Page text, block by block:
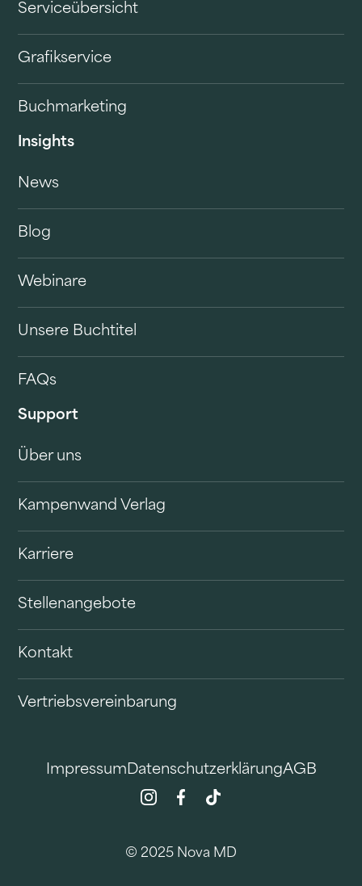
Serviceübersicht
Grafikservice
Buchmarketing
Insights
News
Blog
Webinare
Unsere Buchtitel
FAQs
Support
Über uns
Kampenwand Verlag
Karriere
Stellenangebote
Kontakt
Vertriebsvereinbarung
Impressum DatenschutzerklärungAGB
© 2025 Nova MD